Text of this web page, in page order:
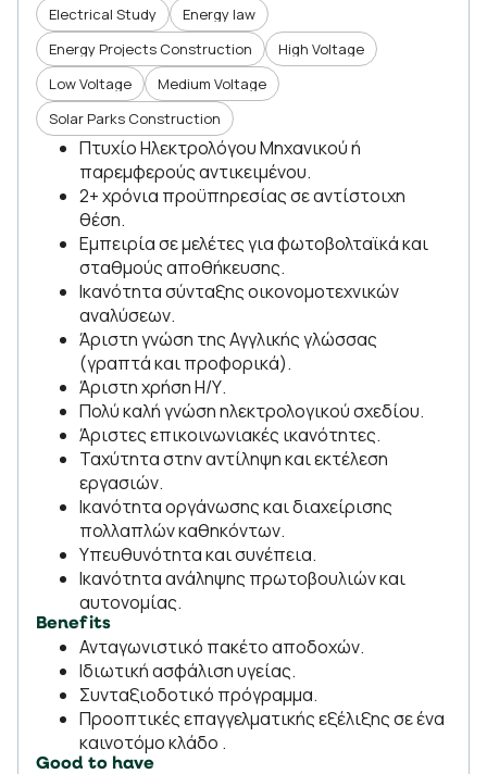
Electrical Study
Energy law
Energy Projects Construction
High Voltage
Low Voltage
Medium Voltage
Solar Parks Construction
Πτυχίο Ηλεκτρολόγου Μηχανικού ή
παρεμφερούς αντικειμένου.
2+ χρόνια προϋπηρεσίας σε αντίστοιχη
θέση.
Εμπειρία σε μελέτες για φωτοβολταϊκά και
σταθμούς αποθήκευσης.
Ικανότητα σύνταξης οικονομοτεχνικών
αναλύσεων.
Άριστη γνώση της Αγγλικής γλώσσας
(γραπτά και προφορικά).
Άριστη χρήση Η/Υ.
Πολύ καλή γνώση ηλεκτρολογικού σχεδίου.
Άριστες επικοινωνιακές ικανότητες.
Ταχύτητα στην αντίληψη και εκτέλεση
εργασιών.
Ικανότητα οργάνωσης και διαχείρισης
πολλαπλών καθηκόντων.
Υπευθυνότητα και συνέπεια.
Ικανότητα ανάληψης πρωτοβουλιών και
αυτονομίας.
Benefits
Ανταγωνιστικό πακέτο αποδοχών.
Ιδιωτική ασφάλιση υγείας.
Συνταξιοδοτικό πρόγραμμα.
Προοπτικές επαγγελματικής εξέλιξης σε ένα
καινοτόμο κλάδο .
Good to have